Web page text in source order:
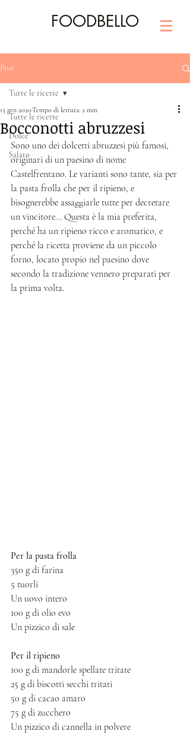
FOODBELLO
Post
Tutte le ricette
Dolce
Salato
Tutte le ricette
Bocconotti abruzzesi
15 gen 2020Tempo di lettura: 2 min
Sono uno dei dolcetti abruzzesi più famosi,
originari di un paesino di nome
Castelfrentano. Le varianti sono tante, sia per
la pasta frolla che per il ripieno, e
bisognerebbe assaggiarle tutte per decretare
un vincitore... Questa è la mia preferita,
perché ha un ripieno ricco e aromatico, e
perché la ricetta proviene da un piccolo
forno, locato propio nel paesino dove
secondo la tradizione vennero preparati per
la prima volta.
Per la pasta frolla
350 g di farina
5 tuorli
Un uovo intero
100 g di olio evo
Un pizzico di sale
Per il ripieno
100 g di mandorle spellate tritate
25 g di biscotti secchi tritati
50 g di cacao amaro
75 g di zucchero
Un pizzico di cannella in polvere